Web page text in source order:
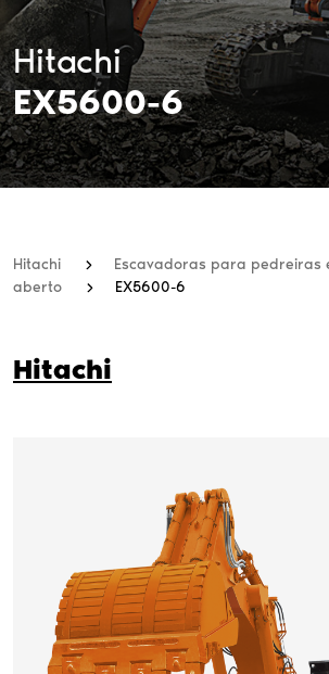
Hitachi
EX5600-6
Hitachi
Escavadoras para pedreiras
aberto
EX5600-6
Hitachi